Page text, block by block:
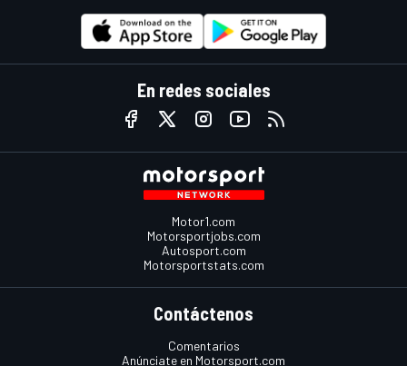
En redes sociales
Motor1.com
Motorsportjobs.com
Autosport.com
Motorsportstats.com
Contáctenos
Comentarios
Anúnciate en Motorsport.com